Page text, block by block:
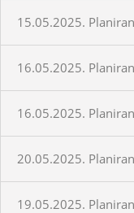
15.05.2025.
16.05.2025.
16.05.2025.
20.05.2025.
19.05.2025.